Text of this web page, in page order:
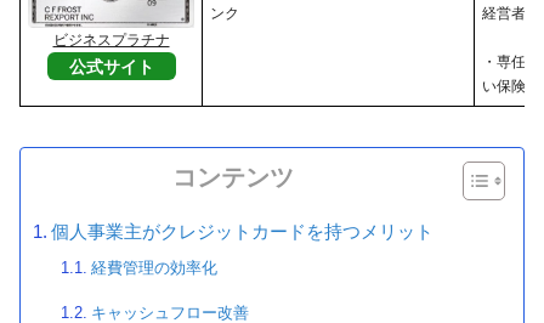
ビジネスプラチナ
公式サイト
ンク
経営者
・専任
い保険
コンテンツ
個人事業主がクレジットカードを持つメリット
経費管理の効率化
キャッシュフロー改善